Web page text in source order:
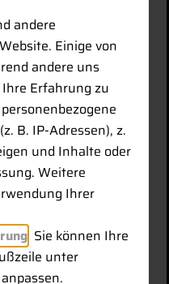
dem aktuellen
für drei
wirtschaftlich
ausgelastet.
Maschinen einfach
ICG82 nicht fest
Handgriffen von
werden.
zudem die Option,
arbeiten zu
andere
Einige von
andere uns
Erfahrung zu
B. IP-Adressen), z.
und Inhalte oder
Weitere
Ihrer
. Sie können Ihre
unter